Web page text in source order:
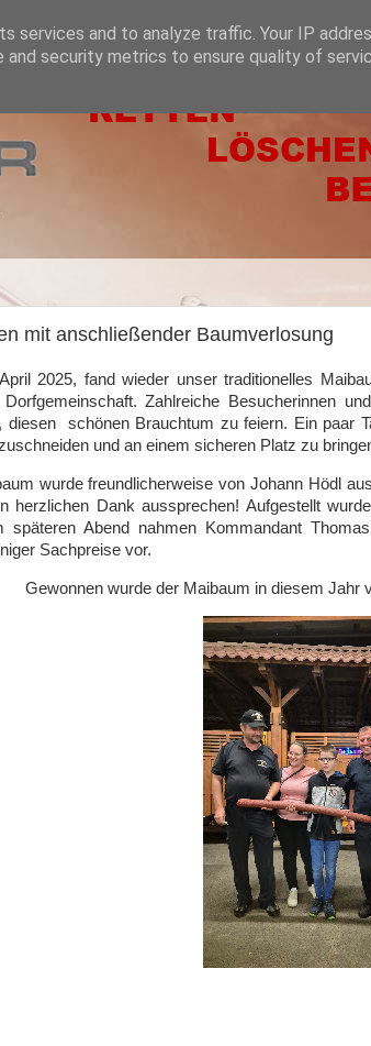
mit anschließender Baumverlosung
2025, fand wieder unser traditionelles
Zahlreiche Besucherinnen
diesen schönen Brauchtum zu feiern. Ein paar
und an einem sicheren Platz zu
wurde freundlicherweise von Johann Hödl
herzlichen Dank aussprechen! Aufgestellt
späteren Abend nahmen Kommandant
Sachpreise vor.
Gewonnen wurde der Maibaum in diesem Jahr
services and to analyze traffic. Your IP
security metrics to ensure quality of